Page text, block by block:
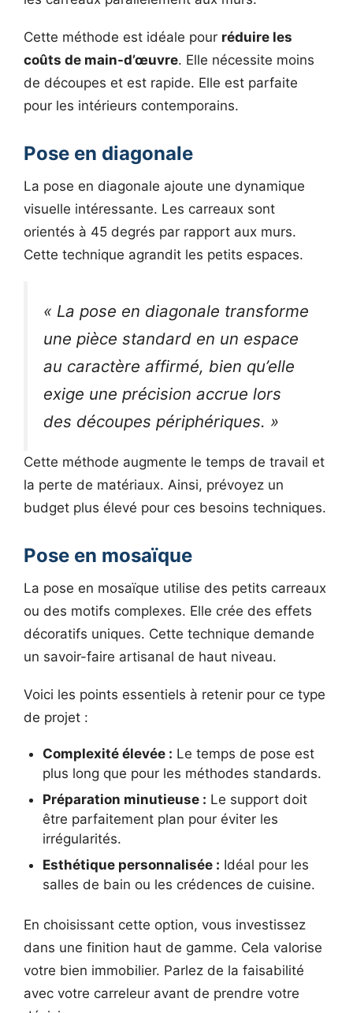
Cette méthode est idéale pour réduire les
coûts de main-d’œuvre. Elle nécessite moins
de découpes et est rapide. Elle est parfaite
pour les intérieurs contemporains.
Pose en diagonale
La pose en diagonale ajoute une dynamique
visuelle intéressante. Les carreaux sont
orientés à 45 degrés par rapport aux murs.
Cette technique agrandit les petits espaces.
« La pose en diagonale transforme
une pièce standard en un espace
au caractère affirmé, bien qu’elle
exige une précision accrue lors
des découpes périphériques. »
Cette méthode augmente le temps de travail et
la perte de matériaux. Ainsi, prévoyez un
budget plus élevé pour ces besoins techniques.
Pose en mosaïque
La pose en mosaïque utilise des petits carreaux
ou des motifs complexes. Elle crée des effets
décoratifs uniques. Cette technique demande
un savoir-faire artisanal de haut niveau.
Voici les points essentiels à retenir pour ce type
de projet :
Complexité élevée : Le temps de pose est
plus long que pour les méthodes standards.
Préparation minutieuse : Le support doit
être parfaitement plan pour éviter les
irrégularités.
Esthétique personnalisée : Idéal pour les
salles de bain ou les crédences de cuisine.
En choisissant cette option, vous investissez
dans une finition haut de gamme. Cela valorise
votre bien immobilier. Parlez de la faisabilité
avec votre carreleur avant de prendre votre